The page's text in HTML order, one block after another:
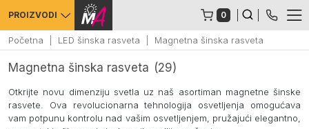
PROIZVODI 0
Početna LED šinska rasveta Magnetna šinska rasveta
Magnetna šinska rasveta (29)
Otkrijte novu dimenziju svetla uz naš asortiman magnetne šinske
rasvete. Ova revolucionarna tehnologija osvetljenja omogućava
vam potpunu kontrolu nad vašim osvetljenjem, pružajući elegantno,